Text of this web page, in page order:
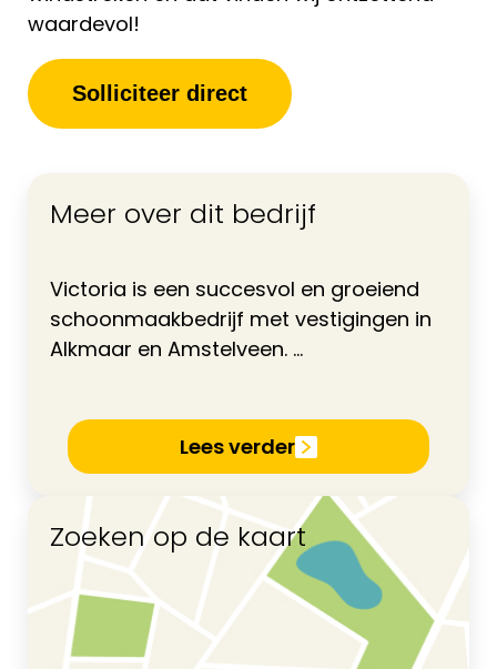
waardevol!
Solliciteer direct
Meer over dit bedrijf
Victoria is een succesvol en groeiend
schoonmaakbedrijf met vestigingen in
Alkmaar en Amstelveen. ...
Lees verder
Zoeken op de kaart